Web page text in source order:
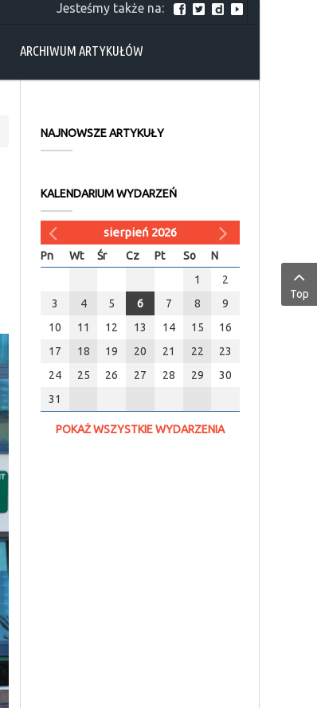
Jesteśmy także na:
ARCHIWUM ARTYKUŁÓW
NAJNOWSZE ARTYKUŁY
KALENDARIUM WYDARZEŃ
sierpień 2026
Pn Wt Śr Cz Pt So
N
1
2
3
4 5 6 7 8
9
10
11 12 13 14 15
16
17
18 19 20 21 22
23
24
25 26 27 28 29
30
31
POKAŻ WSZYSTKIE WYDARZENIA
Top